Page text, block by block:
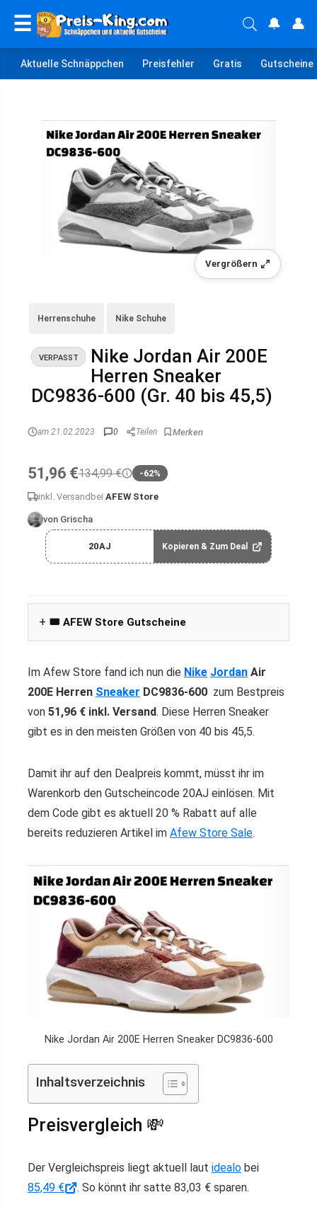
☰ 🔔 👤
Aktuelle Schnäppchen Preisfehler Gratis Gutscheine
Vergrößern
Herrenschuhe Nike Schuhe
VERPASST
Nike Jordan Air 200E
Herren Sneaker
DC9836-600 (Gr. 40 bis 45,5)
am 21.02.2023 0 Teilen
51,96 €134,99 € -62%
inkl. Versand bei AFEW Store
von Grischa
20AJ Kopieren & Zum Deal
🎟️ AFEW Store Gutscheine
Im Afew Store fand ich nun die Nike Jordan Air
200E Herren Sneaker DC9836-600 zum Bestpreis
von 51,96 € inkl. Versand. Diese Herren Sneaker
gibt es in den meisten Größen von 40 bis 45,5.
Damit ihr auf den Dealpreis kommt, müsst ihr im
Warenkorb den Gutscheincode 20AJ einlösen. Mit
dem Code gibt es aktuell 20 % Rabatt auf alle
bereits reduzieren Artikel im Afew Store Sale.
Nike Jordan Air 200E Herren Sneaker DC9836-600
Inhaltsverzeichnis
Preisvergleich 💸
Der Vergleichspreis liegt aktuell laut idealo bei
85,49 €
. So könnt ihr satte 83,03 € sparen.